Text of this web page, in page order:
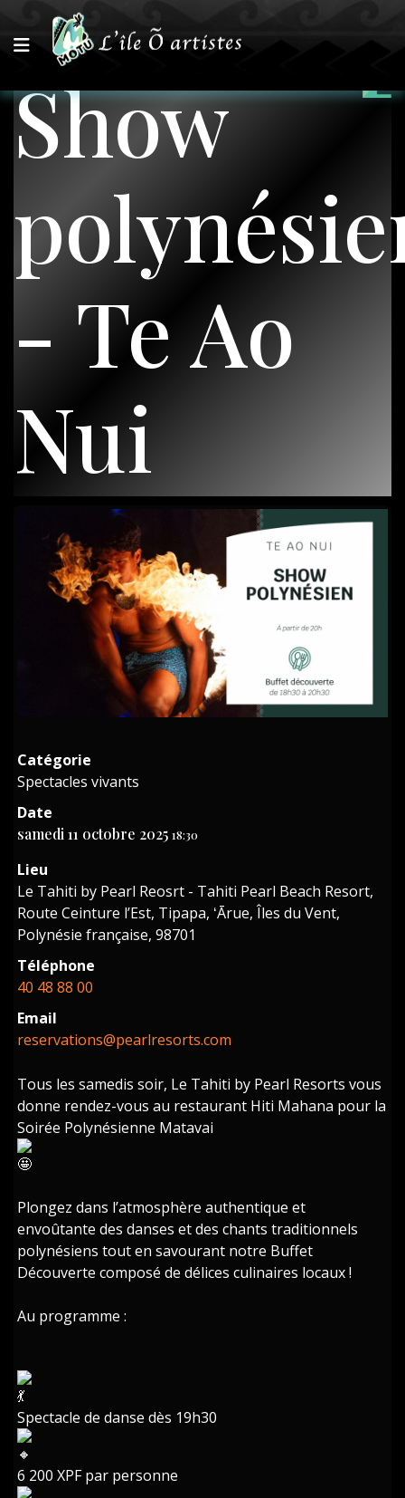
Show
- Te Ao
Nui
Catégorie
Spectacles vivants
Date
samedi 11 octobre 2025 18:30
Lieu
Le Tahiti by Pearl Reosrt - Tahiti Pearl Beach Resort,
Route Ceinture l’Est, Tipapa, ʻĀrue, Îles du Vent,
Polynésie française, 98701
Téléphone
40 48 88 00
Email
reservations@pearlresorts.com
Tous les samedis soir, Le Tahiti by Pearl Resorts vous
donne rendez-vous au restaurant Hiti Mahana pour la
Soirée Polynésienne Matavai
Plongez dans l’atmosphère authentique et
envoûtante des danses et des chants traditionnels
polynésiens tout en savourant notre Buffet
Découverte composé de délices culinaires locaux !
Au programme :
Spectacle de danse dès 19h30
6 200 XPF par personne